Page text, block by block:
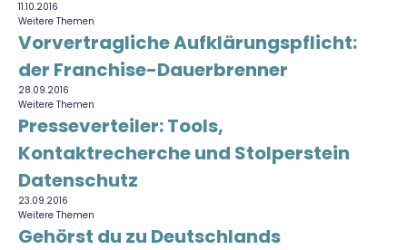
11.10.2016
Weitere Themen
Vorvertragliche Aufklärungspflicht:
der Franchise-Dauerbrenner
28.09.2016
Weitere Themen
Presseverteiler: Tools,
Kontaktrecherche und Stolperstein
Datenschutz
23.09.2016
Weitere Themen
Gehörst du zu Deutschlands